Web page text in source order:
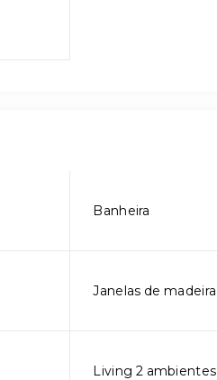
Banheira
Janelas de madeira
Living 2 ambientes